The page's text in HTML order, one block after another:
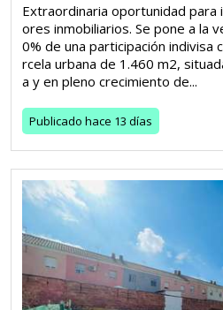
Extraordinaria oportunidad
ores inmobiliarios. Se pone a la
0% de una participación indivisa
rcela urbana de 1.460 m2,
a y en pleno crecimiento de...
Publicado hace 13 días